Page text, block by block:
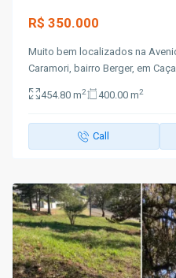
R$ 350.000
Muito bem localizados na
Caramori, bairro Berger, em
454.80 m2 400.00 m2
Call